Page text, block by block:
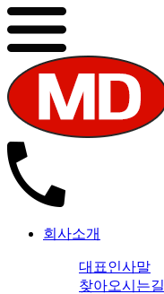
회사소개
대표인사말
찾아오시는길